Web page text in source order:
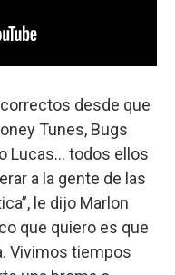
desde que
Tunes, Bugs
Lucas... todos ellos
a la gente de las
le dijo Marlon
que quiero es que
Vivimos tiempos